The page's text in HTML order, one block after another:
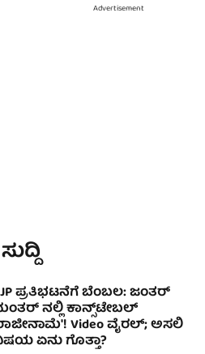
Advertisement
ಪ್ರತಿಭಟನೆಗೆ ಬೆಂಬಲ: ಜಂತರ್
ನಲ್ಲಿ ಕಾನ್ಸ್‌ಟೇಬಲ್
Video ವೈರಲ್; ಅಸಲಿ
ಏನು ಗೊತ್ತಾ?